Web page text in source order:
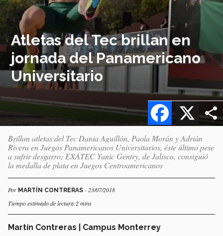
Atletas del Tec brillan en
jornada del Panamericano
Universitario
X
Facebook
Brillan atletas del Tec Dania Aguillón, Paola Morán y Adrián
Rivera en Juegos Panamericanos Universitarios, éste último pese
a sufrir desgarro; EXATEC Yanic Gentry, de Jalisco, consiguió
la medalla de plata en Juegos Centroamericanos
Por MARTÍN CONTRERAS - 23/07/2018
Tiempo estimado de lectura:2 mins
Martín Contreras | Campus Monterrey